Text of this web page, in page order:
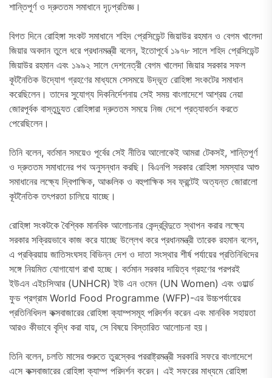
শান্তিপূর্ণ ও দ্রুততম সমাধানে দৃঢ়প্রতিজ্ঞ।
বিগত দিনে রোহিঙ্গা সংকট সমাধানে শহিদ প্রেসিডেন্ট জিয়াউর রহমান ও বেগম খালেদা
জিয়ার অবদান তুলে ধরে প্রধানমন্ত্রী বলেন, ইতোপূর্বে ১৯৭৮ সালে শহিদ প্রেসিডেন্ট
জিয়াউর রহমান এবং ১৯৯২ সালে দেশনেত্রী বেগম খালেদা জিয়ার সরকার সফল
কূটনৈতিক উদ্যোগ গ্রহণের মাধ্যমে সেসময়ে উদ্ভূত রোহিঙ্গা সংকটের সমাধান
করেছিলেন। তাদের সুযোগ্য দিকনির্দেশনায় সেই সময় বাংলাদেশে আশ্রয় নেয়া
জোরপূর্বক বাস্তুচ্যুত রোহিঙ্গারা দ্রুততম সময়ে নিজ দেশে প্রত্যাবর্তন করতে
পেরেছিলেন।
তিনি বলেন, বর্তমান সময়েও পূর্বের সেই নীতির আলোকেই আমরা টেকসই, শান্তিপূর্ণ
ও দ্রুততম সমাধানের পথ অনুসন্ধান করছি। বিএনপি সরকার রোহিঙ্গা সমস্যার আশু
সমাধানের লক্ষ্যে দ্বিপাক্ষিক, আঞ্চলিক ও বহুপাক্ষিক সব ফ্রন্টেই অত্যন্ত জোরালো
কূটনৈতিক তৎপরতা চালিয়ে যাচ্ছে।
রোহিঙ্গা সংকটকে বৈশ্বিক মানবিক আলোচনার কেন্দ্রবিন্দুতে স্থাপন করার লক্ষ্যে
সরকার সক্রিয়ভাবে কাজ করে যাচ্ছে উল্লেখ করে প্রধানমন্ত্রী তারেক রহমান বলেন,
এ প্রক্রিয়ায় জাতিসংঘসহ বিভিন্ন দেশ ও দাতা সংস্থার শীর্ষ পর্যায়ের প্রতিনিধিদের
সঙ্গে নিয়মিত যোগাযোগ রাখা হচ্ছে। বর্তমান সরকার দায়িত্ব গ্রহণের পরপরই
ইউএন এইচসিআর (UNHCR) ইউ এন ওমেন (UN Women) এবং ওয়ার্ল্ড
ফুড প্রগ্রাম World Food Programme (WFP)-এর উচ্চপর্যায়ের
প্রতিনিধিদল কক্সবাজারের রোহিঙ্গা ক্যাম্পসমূহ পরিদর্শন করেন এবং মানবিক সহায়তা
আরও কীভাবে বৃদ্ধি করা যায়, সে বিষয়ে বিস্তারিত আলোচনা হয়।
তিনি বলেন, চলতি মাসের শুরুতে তুরস্কের পররাষ্ট্রমন্ত্রী সরকারি সফরে বাংলাদেশে
এসে কক্সবাজারের রোহিঙ্গা ক্যাম্প পরিদর্শন করেন। এই সফরের মাধ্যমে রোহিঙ্গা